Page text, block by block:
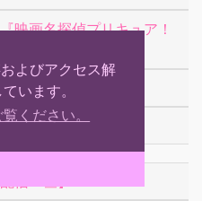
よびアクセス解
います。
ください。
映画名探偵プリキュア！
信・昼】